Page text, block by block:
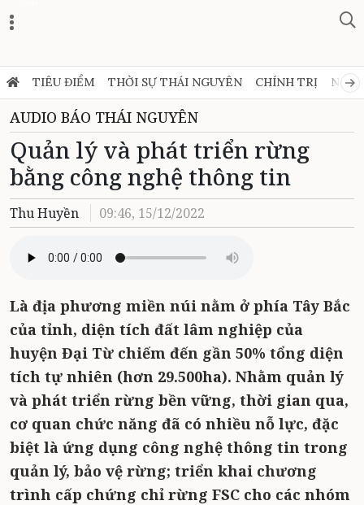
TIÊU ĐIỂM THỜI SỰ THÁI NGUYÊN CHÍNH TRỊ NGHỊ
AUDIO BÁO THÁI NGUYÊN
Quản lý và phát triển rừng
bằng công nghệ thông tin
Thu Huyền 09:46, 15/12/2022
Là địa phương miền núi nằm ở phía Tây Bắc
của tỉnh, diện tích đất lâm nghiệp của
huyện Đại Từ chiếm đến gần 50% tổng diện
tích tự nhiên (hơn 29.500ha). Nhằm quản lý
và phát triển rừng bền vững, thời gian qua,
cơ quan chức năng đã có nhiều nỗ lực, đặc
biệt là ứng dụng công nghệ thông tin trong
quản lý, bảo vệ rừng; triển khai chương
trình cấp chứng chỉ rừng FSC cho các nhóm